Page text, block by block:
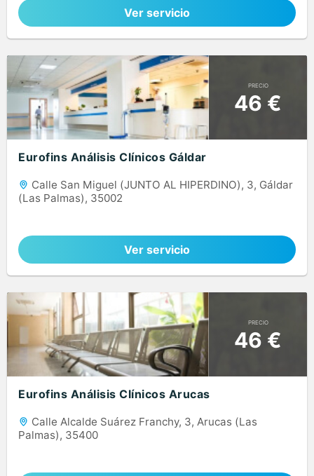
Ver servicio
PRECIO
46 €
Eurofins Análisis Clínicos Gáldar
Calle San Miguel (JUNTO AL HIPERDINO), 3, Gáldar
(Las Palmas), 35002
Ver servicio
PRECIO
46 €
Eurofins Análisis Clínicos Arucas
Calle Alcalde Suárez Franchy, 3, Arucas (Las
Palmas), 35400